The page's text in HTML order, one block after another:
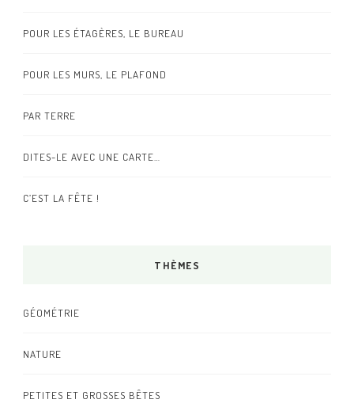
POUR LES ÉTAGÈRES, LE BUREAU
POUR LES MURS, LE PLAFOND
PAR TERRE
DITES-LE AVEC UNE CARTE…
C’EST LA FÊTE !
THÈMES
GÉOMÉTRIE
NATURE
PETITES ET GROSSES BÊTES